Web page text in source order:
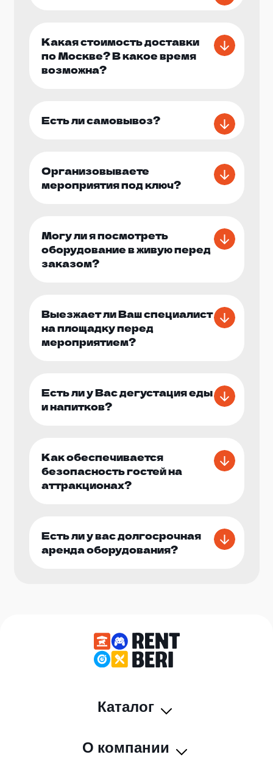
Какая стоимость доставки
по Москве? В какое время
возможна?
Есть ли самовывоз?
Организовываете
мероприятия под ключ?
Могу ли я посмотреть
оборудование в живую перед
заказом?
Выезжает ли Ваш специалист
на площадку перед
мероприятием?
Есть ли у Вас дегустация еды
и напитков?
Как обеспечивается
безопасность гостей на
аттракционах?
Есть ли у вас долгосрочная
аренда оборудования?
Каталог
О компании